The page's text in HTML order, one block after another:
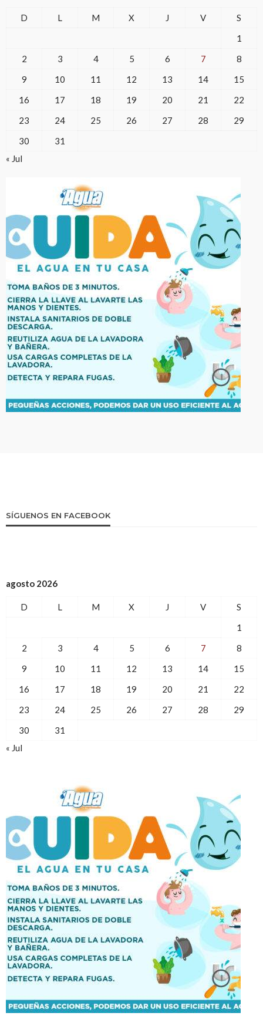
D L M X J V
S
1
2
3 4 5 6 7
8
9
10 11 12 13 14
15
16
17 18 19 20 21
22
23
24 25 26 27 28
29
30
31
« Jul
SÍGUENOS EN FACEBOOK
agosto 2026
D L M X J V
S
1
2
3 4 5 6 7
8
9
10 11 12 13 14
15
16
17 18 19 20 21
22
23
24 25 26 27 28
29
30
31
« Jul